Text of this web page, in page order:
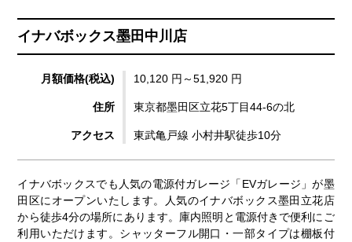
イナバボックス墨田中川店
月額価格(税込) 10,120 円～51,920 円
住所 東京都墨田区立花5丁目44-6の北
アクセス 東武亀戸線 小村井駅徒歩10分
イナバボックスでも人気の電源付ガレージ「EVガレージ」が墨
田区にオープンいたします。人気のイナバボックス墨田立花店
から徒歩4分の場所にあります。庫内照明と電源付きで便利にご
利用いただけます。シャッターフル開口・一部タイプは棚板付